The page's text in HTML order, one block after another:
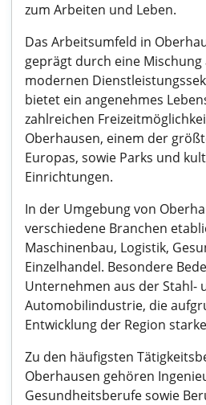
zum Arbeiten und Leben.
Das Arbeitsumfeld in
geprägt durch eine
modernen
bietet ein angenehmes
zahlreichen
Oberhausen, einem der
Europas, sowie Parks und
Einrichtungen.
In der Umgebung von
verschiedene Branchen
Maschinenbau, Logistik,
Einzelhandel. Besondere
Unternehmen aus der Stahl-
Automobilindustrie, die
Entwicklung der Region
Zu den häufigsten
Oberhausen gehören
Gesundheitsberufe sowie